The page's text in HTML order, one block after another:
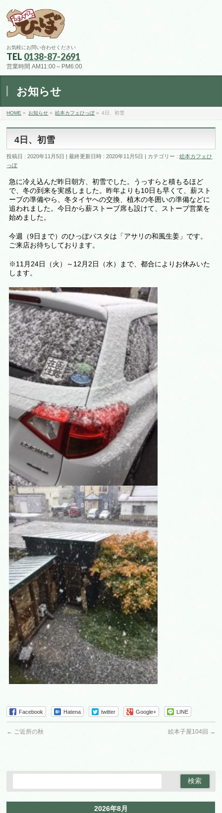
お気軽にお問い合わせください
TEL 0138-87-2691
営業時間 AM11:00～PM6:00
お知らせ
HOME » お知らせ » 絵本カフェひっぽ» 4日、初雪
4日、初雪
投稿日 : 2020年11月5日 最終更新日時 : 2020年11月5日 カテゴリー :絵本カフェひ
っぽ
急に冷え込んだ昨日朝方、初雪でした。うっすらと積もるほど
で、冬の到来を実感しました。昨年よりも10日も早くて、薪スト
ーブの準備やら、冬タイヤへの交換、植木の冬囲いの準備などに
追われました。今日から薪ストーブ席も設けて、ストーブ営業を
始めました。
今週（9日まで）のひっぽパスタは「アサリの和風生姜」です。
ご来店お待ちしております。
※11月24日（火）～12月2日（水）まで、都合によりお休みいた
します。
Facebook Hatena twitter Google+ LINE
← ご近所の秋 絵本子屋104回 →
2026年8月